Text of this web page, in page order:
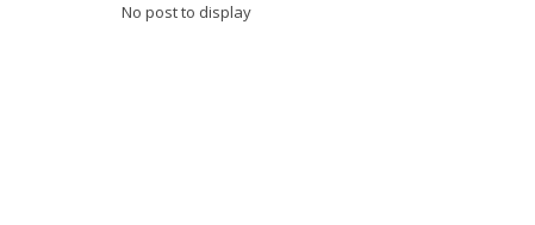
No post to display